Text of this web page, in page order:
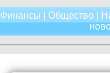
Финансы Общество